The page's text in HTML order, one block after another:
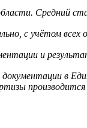
Средний
с учётом всех
и
в
производится